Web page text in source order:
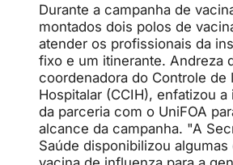
Durante a campanha de
montados dois polos de
atender os profissionais da
fixo e um itinerante. Andreza
coordenadora do Controle de
Hospitalar (CCIH), enfatizou a
da parceria com o UniFOA
alcance da campanha. "A
Saúde disponibilizou algumas